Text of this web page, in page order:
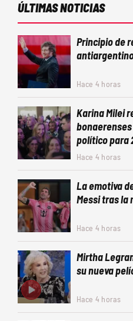
ÚLTIMAS NOTICIAS
Principio de
Hace 4 horas
Karina Milei
político para
Hace 4 horas
La emotiva
Messi tras la
Hace 4 horas
Mirtha
su nueva
Hace 4 horas